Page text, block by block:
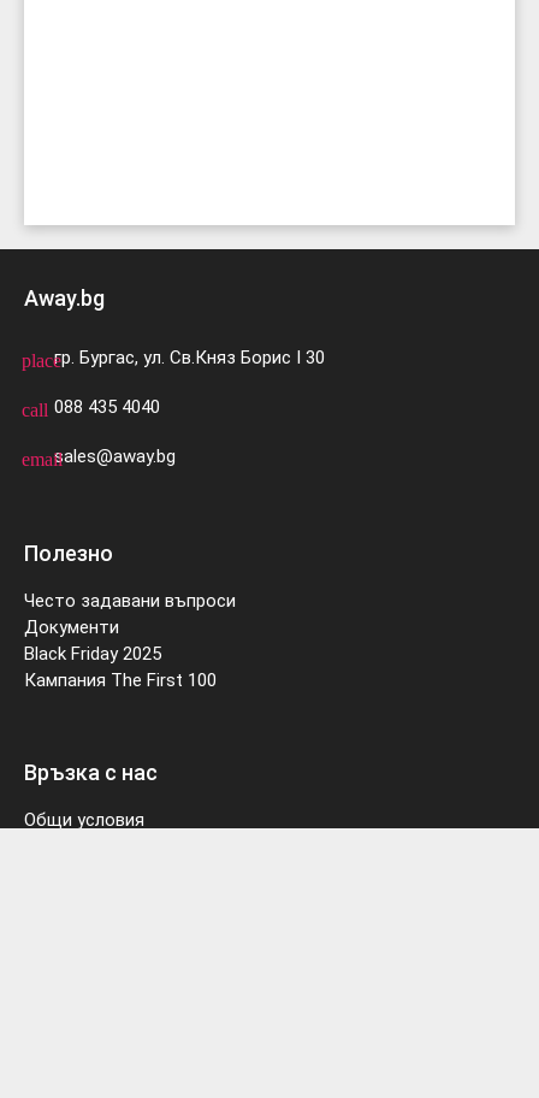
Away.bg
placeгр. Бургас, ул. Св.Княз Борис I 30
call 088 435 4040
emailsales@away.bg
Полезно
Често задавани въпроси
Документи
Black Friday 2025
Кампания The First 100
Връзка с нас
Общи условия